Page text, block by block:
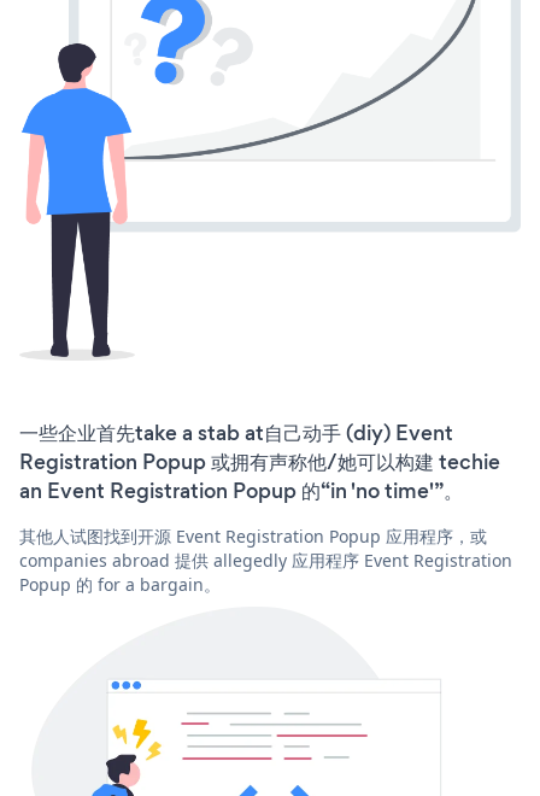
一些企业首先take a stab at自己动手 (diy) Event
Registration Popup 或拥有声称他/她可以构建 techie
an Event Registration Popup 的“in 'no time'”。
其他人试图找到开源 Event Registration Popup 应用程序，或
companies abroad 提供 allegedly 应用程序 Event Registration
Popup 的 for a bargain。